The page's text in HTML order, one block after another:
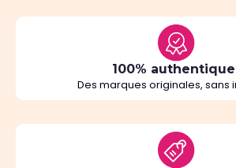
100%
Des marques originales, sans